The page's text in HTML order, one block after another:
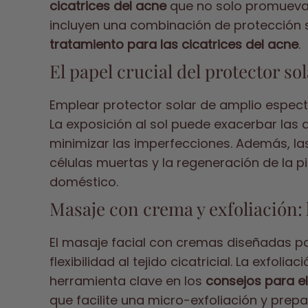
cicatrices del acneque no solo
incluyen una combinación de
tratamiento para las cicatrices del acne.
El papel crucial del protector
Emplear protector solar de amplio
La exposición al sol puede exacerbar
minimizar las imperfecciones. Además,
células muertas y la regeneración de la
doméstico.
Masaje con crema y
El masaje facial con cremas diseñadas
flexibilidad al tejido cicatricial. La
herramienta clave en los consejos para
que facilite una micro-exfoliación y